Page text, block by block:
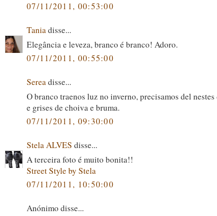
07/11/2011, 00:53:00
Taniadisse...
Elegância e leveza, branco é branco! Adoro.
07/11/2011, 00:55:00
Sereadisse...
O branco traenos luz no inverno, precisamos del
e grises de choiva e bruma.
07/11/2011, 09:30:00
Stela ALVES disse...
A terceira foto é muito bonita!!
Street Style by Stela
07/11/2011, 10:50:00
Anónimo disse...